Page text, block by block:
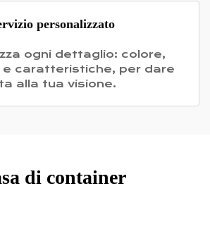
personalizzato
ogni dettaglio: colore,
e caratteristiche, per dare
alla tua visione.
di container